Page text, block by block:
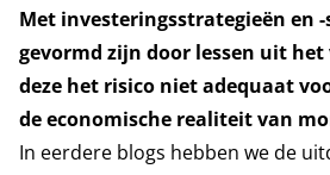
Met investeringsstrategieën en
gevormd zijn door lessen uit het
deze het risico niet adequaat
de economische realiteit van
In eerdere blogs hebben we de